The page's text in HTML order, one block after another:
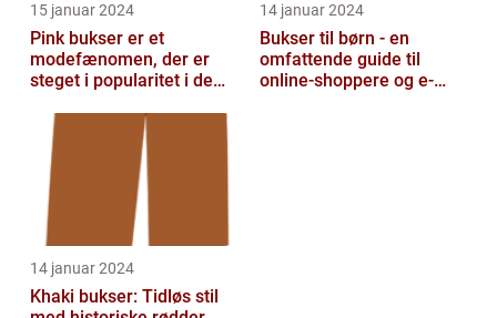
15 januar 2024
Pink bukser er et
modefænomen, der er
steget i popularitet i de
14 januar 2024
Bukser til børn - en
omfattende guide til
online-shoppere og e-
14 januar 2024
Khaki bukser: Tidløs stil